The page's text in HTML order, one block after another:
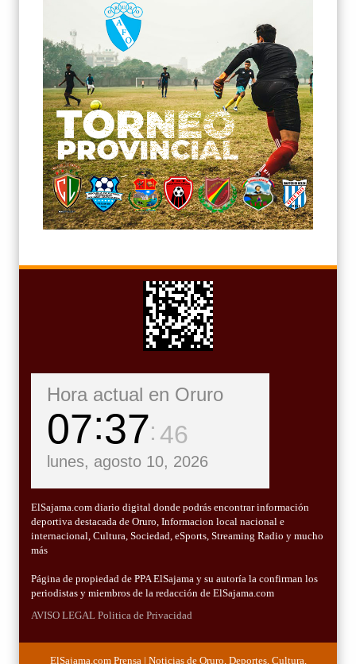
Hora actual en Oruro
07 37 48
lunes, agosto 10, 2026
ElSajama.com diario digital donde podrás encontrar información
deportiva destacada de Oruro, Informacion local nacional e
internacional, Cultura, Sociedad, eSports, Streaming Radio y mucho
más
Página de propiedad de PPA ElSajama y su autoría la confirman los
periodistas y miembros de la redacción de ElSajama.com
AVISO LEGAL Politica de Privacidad
ElSajama.com Prensa | Noticias de Oruro, Deportes, Cultura,